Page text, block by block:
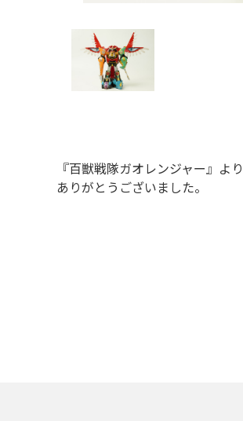
『百獣戦隊ガオレンジャー』よ
ありがとうございました。